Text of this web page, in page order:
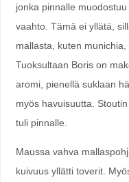
jonka pinnalle
vaahto. Tämä ei yllätä,
mallasta, kuten
Tuoksultaan Boris on
aromi, pienellä suklaan
myös havuisuutta.
tuli pinnalle.
Maussa vahva
kuivuus yllätti toverit.